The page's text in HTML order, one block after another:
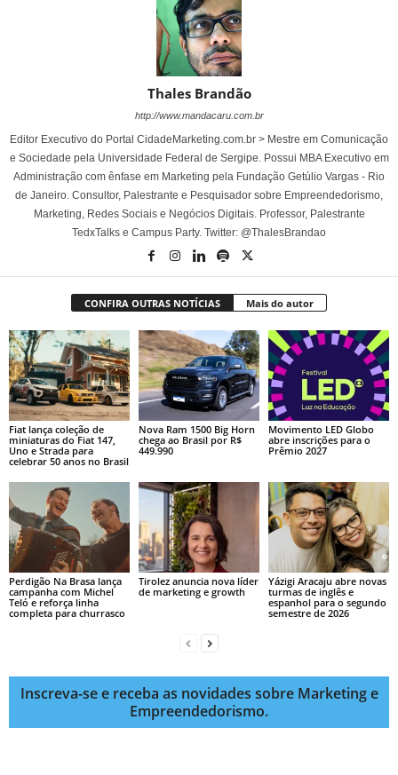
Thales Brandão
http://www.mandacaru.com.br
Editor Executivo do Portal CidadeMarketing.com.br > Mestre em Comunicação
e Sociedade pela Universidade Federal de Sergipe. Possui MBA Executivo em
Administração com ênfase em Marketing pela Fundação Getúlio Vargas - Rio
de Janeiro. Consultor, Palestrante e Pesquisador sobre Empreendedorismo,
Marketing, Redes Sociais e Negócios Digitais. Professor, Palestrante
TedxTalks e Campus Party. Twitter: @ThalesBrandao
CONFIRA OUTRAS NOTÍCIAS Mais do autor
Fiat lança coleção de
miniaturas do Fiat 147,
Uno e Strada para
celebrar 50 anos no Brasil
Nova Ram 1500 Big Horn
chega ao Brasil por R$
449.990
Movimento LED Globo
abre inscrições para o
Prêmio 2027
Perdigão Na Brasa lança
campanha com Michel
Teló e reforça linha
completa para churrasco
Tirolez anuncia nova líder
de marketing e growth
Yázigi Aracaju abre novas
turmas de inglês e
espanhol para o segundo
semestre de 2026
Inscreva-se e receba as novidades sobre Marketing e
Empreendedorismo.